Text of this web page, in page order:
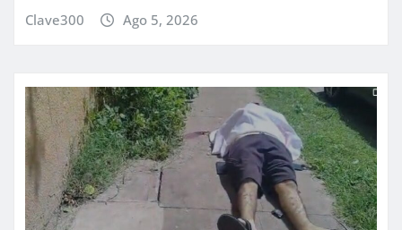
Clave300 Ago 5, 2026